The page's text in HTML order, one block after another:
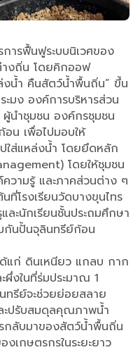
การฟื้นฟูระบบนิเวศของ
างถิ่น โดยคิกออฟ
งน้ำ คืนสัตว์น้ำพื้นถิ่น” ขึ้น
มง องค์การบริหารส่วน
นำชุมชน องค์กรชุมชน
น เพื่อไปมอบให้
ใส่แหล่งน้ำ โดยยึดหลัก
โดยให้ชุมชน
วามรู้ และภาคส่วนต่าง ๆ
ที่โรงเรียนวัดบางขุนไทร
ะนักเรียนชั้นประถมศึกษา
นปั้นจุลินทรีย์ก้อน
แก่ ดินเหนียว แกลบ กาก
งในที่ร่มประมาณ 1
ทรีย์จะช่วยย่อยสลาย
ะปรับสมดุลคุณภาพน้ำ
กลับมาของสัตว์น้ำพื้นถิ่น
งเกษตรกรในระยะยาว